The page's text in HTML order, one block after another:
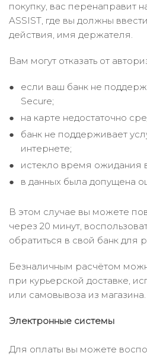
покупку, вас перенаправит
ASSIST, где вы должны
действия, имя держателя.
Вам могут отказать от
если ваш банк не
Secure;
на карте недостаточно
банк не поддерживает
интернете;
истекло время ожидания
в данных была допущена
В этом случае вы можете
через 20 минут,
обратиться в свой банк для
Безналичным расчётом
при курьерской доставке,
или самовывоза из магазина.
Электронные системы
Для оплаты вы можете